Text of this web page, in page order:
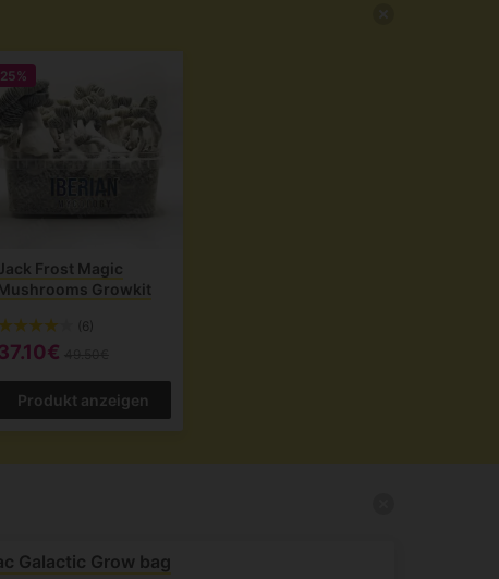
Frost Magic
Growkit
(6)
Produkt anzeigen
Galactic Grow bag